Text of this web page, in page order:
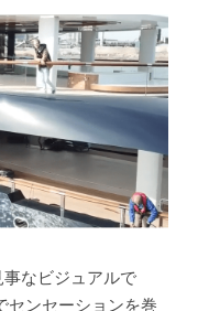
センセーションを巻